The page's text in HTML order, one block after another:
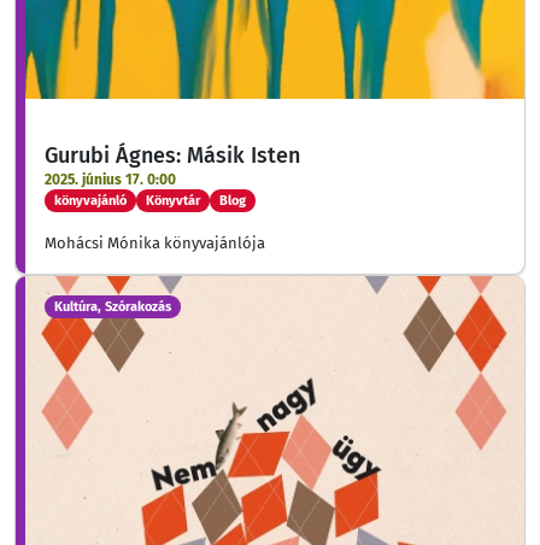
Gurubi Ágnes: Másik Isten
2025. június 17. 0:00
könyvajánló Könyvtár Blog
Mohácsi Mónika könyvajánlója
Kultúra, Szórakozás